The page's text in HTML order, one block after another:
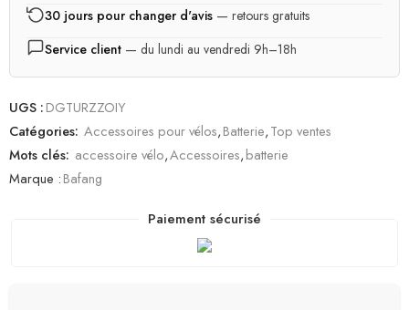
30 jours pour changer d'avis — retours gratuits
Service client — du lundi au vendredi 9h–18h
UGS :DGTURZZOIY
Catégories: Accessoires pour vélos,Batterie,Top ventes
Mots clés: accessoire vélo,Accessoires,batterie
Marque :Bafang
Paiement sécurisé